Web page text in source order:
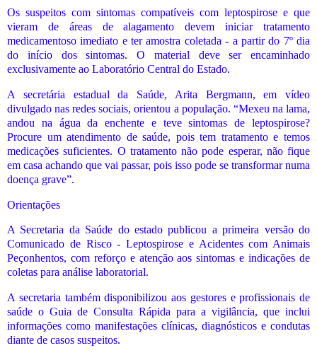
Os suspeitos com sintomas compatíveis com leptospirose e que
vieram de áreas de alagamento devem iniciar tratamento
medicamentoso imediato e ter amostra coletada - a partir do 7º dia
do início dos sintomas. O material deve ser encaminhado
exclusivamente ao Laboratório Central do Estado.
A secretária estadual da Saúde, Arita Bergmann, em vídeo
divulgado nas redes sociais, orientou a população. “Mexeu na lama,
andou na água da enchente e teve sintomas de leptospirose?
Procure um atendimento de saúde, pois tem tratamento e temos
medicações suficientes. O tratamento não pode esperar, não fique
em casa achando que vai passar, pois isso pode se transformar numa
doença grave”.
Orientações
A Secretaria da Saúde do estado publicou a primeira versão do
Comunicado de Risco - Leptospirose e Acidentes com Animais
Peçonhentos, com reforço e atenção aos sintomas e indicações de
coletas para análise laboratorial.
A secretaria também disponibilizou aos gestores e profissionais de
saúde o Guia de Consulta Rápida para a vigilância, que inclui
informações como manifestações clínicas, diagnósticos e condutas
diante de casos suspeitos.